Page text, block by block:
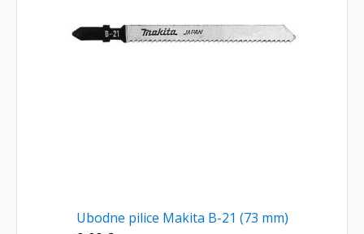
Ubodne pilice Makita B-21 (73 mm)